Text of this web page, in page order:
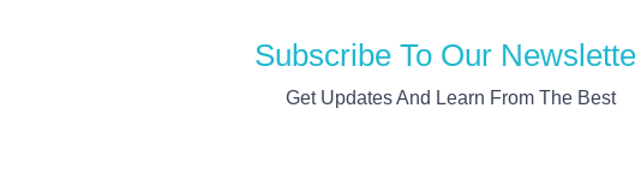
Subscribe To Our
Get Updates And Learn From The Best